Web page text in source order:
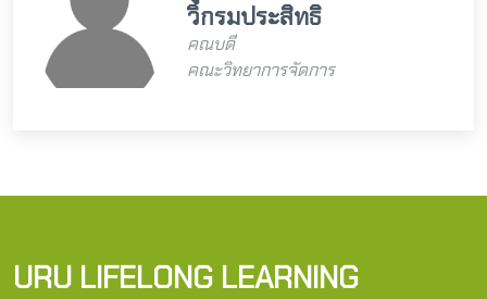
วิกรมประสิทธิ
คณบดี
คณะวิทยาการจัดการ
URU LIFELONG LEARNING